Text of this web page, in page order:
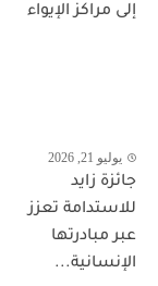
إلى مراكز الإيواء
يوليو 21, 2026
جائزة زايد
للاستدامة تعزز
عبر مبادرتها
الإنسانية...